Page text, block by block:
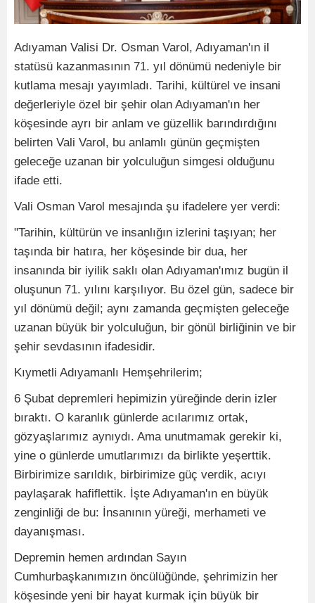
Adıyaman Valisi Dr. Osman Varol, Adıyaman'ın il
statüsü kazanmasının 71. yıl dönümü nedeniyle bir
kutlama mesajı yayımladı. Tarihi, kültürel ve insani
değerleriyle özel bir şehir olan Adıyaman'ın her
köşesinde ayrı bir anlam ve güzellik barındırdığını
belirten Vali Varol, bu anlamlı günün geçmişten
geleceğe uzanan bir yolculuğun simgesi olduğunu
ifade etti.
Vali Osman Varol mesajında şu ifadelere yer verdi:
"Tarihin, kültürün ve insanlığın izlerini taşıyan; her
taşında bir hatıra, her köşesinde bir dua, her
insanında bir iyilik saklı olan Adıyaman'ımız bugün il
oluşunun 71. yılını karşılıyor. Bu özel gün, sadece bir
yıl dönümü değil; aynı zamanda geçmişten geleceğe
uzanan büyük bir yolculuğun, bir gönül birliğinin ve bir
şehir sevdasının ifadesidir.
Kıymetli Adıyamanlı Hemşehrilerim;
6 Şubat depremleri hepimizin yüreğinde derin izler
bıraktı. O karanlık günlerde acılarımız ortak,
gözyaşlarımız aynıydı. Ama unutmamak gerekir ki,
yine o günlerde umutlarımızı da birlikte yeşerttik.
Birbirimize sarıldık, birbirimize güç verdik, acıyı
paylaşarak hafiflettik. İşte Adıyaman'ın en büyük
zenginliği de bu: İnsanının yüreği, merhameti ve
dayanışması.
Depremin hemen ardından Sayın
Cumhurbaşkanımızın öncülüğünde, şehrimizin her
köşesinde yeni bir hayat kurmak için büyük bir